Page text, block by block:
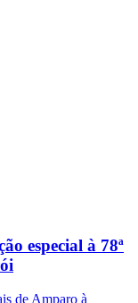
especial à 78ª
de Amparo à